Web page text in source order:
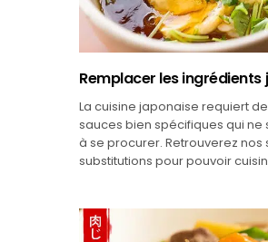
Remplacer les ingrédients
La cuisine japonaise requiert
sauces bien spécifiques qui ne
à se procurer. Retrouverez nos
substitutions pour pouvoir